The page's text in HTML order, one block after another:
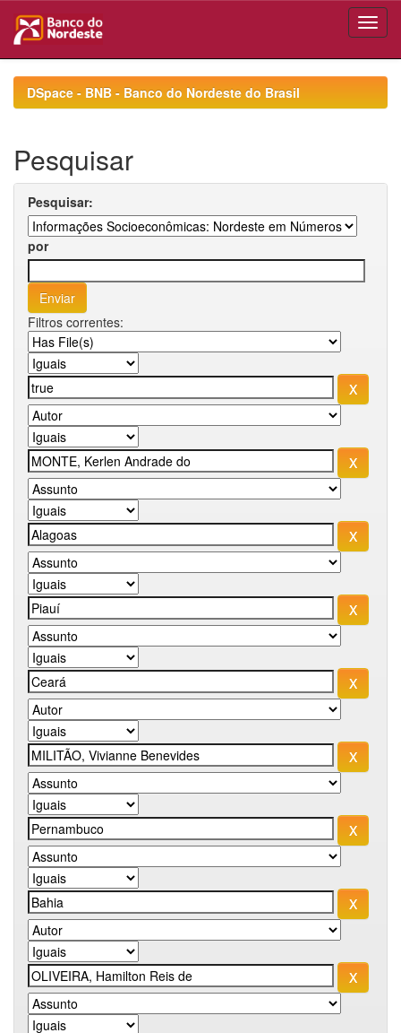
navigationDSpace - BNB - Banco do Nordeste do Brasil
Pesquisar
Pesquisar:
por
Filtros correntes: